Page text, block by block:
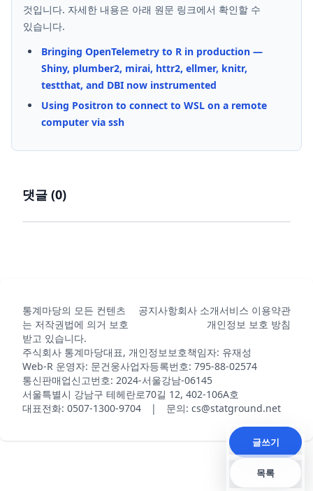
것입니다. 자세한 내용은 아래 원문 링크에서 확인할 수
있습니다.
Bringing OpenTelemetry to R in production —
Shiny, plumber2, mirai, httr2, ellmer, knitr,
testthat, and DBI now instrumented
Using Positron to connect to WSL on a remote
computer via ssh
댓글 (0)
통계마당의 모든 컨텐츠
는 저작권법에 의거 보호
받고 있습니다.
공지사항회사 소개서비스 이용약관
개인정보 보호 방침
주식회사 통계마당대표, 개인정보보호책임자: 유재성
Web-R 운영자: 문건웅사업자등록번호: 795-88-02574
통신판매업신고번호: 2024-서울강남-06145
서울특별시 강남구 테헤란로70길 12, 402-106A호
대표전화: 0507-1300-9704 | 문의: cs@statground.net
글쓰기
목록